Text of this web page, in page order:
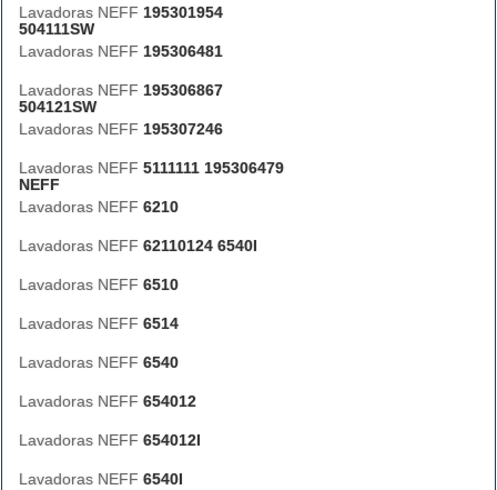
Lavadoras NEFF 195301954
504111SW
Lavadoras NEFF 195306481
Lavadoras NEFF 195306867
504121SW
Lavadoras NEFF 195307246
Lavadoras NEFF 5111111 195306479
NEFF
Lavadoras NEFF 6210
Lavadoras NEFF 62110124 6540I
Lavadoras NEFF 6510
Lavadoras NEFF 6514
Lavadoras NEFF 6540
Lavadoras NEFF 654012
Lavadoras NEFF 654012I
Lavadoras NEFF 6540I